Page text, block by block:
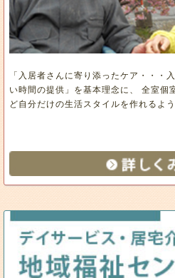
「入居者さんに寄り添ったケア・・・
い時間の提供」を基本理念に、 全室個
ど自分だけの生活スタイルを作れるよ